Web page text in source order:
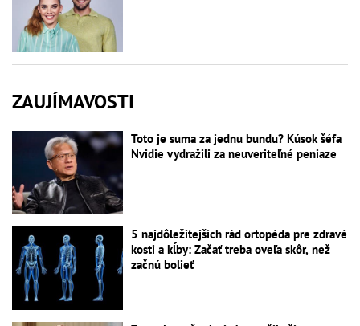
ZAUJÍMAVOSTI
Toto je suma za jednu bundu? Kúsok šéfa
Nvidie vydražili za neuveriteľné peniaze
5 najdôležitejších rád ortopéda pre zdravé
kosti a kĺby: Začať treba oveľa skôr, než
začnú bolieť